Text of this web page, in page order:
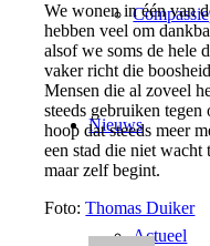
Nieuws
Actueel
We wonen in één van
hebben veel om
alsof we soms de hele
vaker richt die
Mensen die al zoveel
steeds gebruiken
hoop dat steeds meer
een stad die niet
maar zelf begint.
Foto:Thomas Duiker